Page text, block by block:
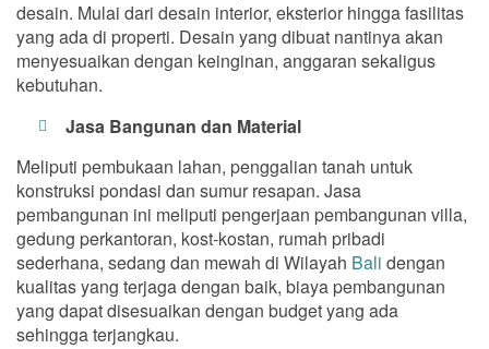
desain. Mulai dari desain interior, eksterior hingga fasilitas
yang ada di properti. Desain yang dibuat nantinya akan
menyesuaikan dengan keinginan, anggaran sekaligus
kebutuhan.
Jasa Bangunan dan Material
Meliputi pembukaan lahan, penggalian tanah untuk
konstruksi pondasi dan sumur resapan. Jasa
pembangunan ini meliputi pengerjaan pembangunan villa,
gedung perkantoran, kost-kostan, rumah pribadi
sederhana, sedang dan mewah di Wilayah Bali dengan
kualitas yang terjaga dengan baik, biaya pembangunan
yang dapat disesuaikan dengan budget yang ada
sehingga terjangkau.